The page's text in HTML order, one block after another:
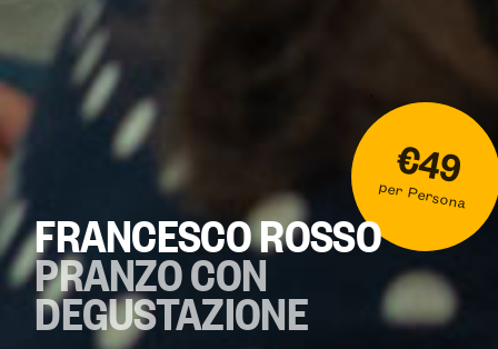
€49
per Persona
FRANCESCO ROSSO
PRANZO CON
DEGUSTAZIONE